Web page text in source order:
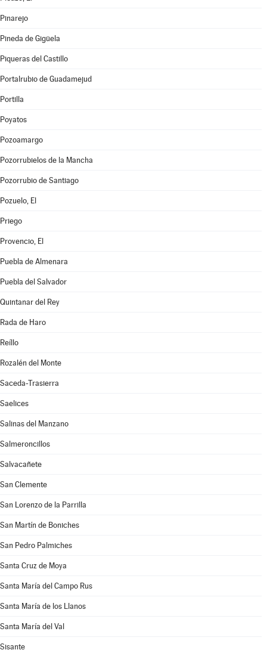
Pinarejo
Pineda de Gigüela
Piqueras del Castillo
Portalrubio de Guadamejud
Portilla
Poyatos
Pozoamargo
Pozorrubielos de la Mancha
Pozorrubio de Santiago
Pozuelo, El
Priego
Provencio, El
Puebla de Almenara
Puebla del Salvador
Quintanar del Rey
Rada de Haro
Reíllo
Rozalén del Monte
Saceda-Trasierra
Saelices
Salinas del Manzano
Salmeroncillos
Salvacañete
San Clemente
San Lorenzo de la Parrilla
San Martín de Boniches
San Pedro Palmiches
Santa Cruz de Moya
Santa María del Campo Rus
Santa María de los Llanos
Santa María del Val
Sisante